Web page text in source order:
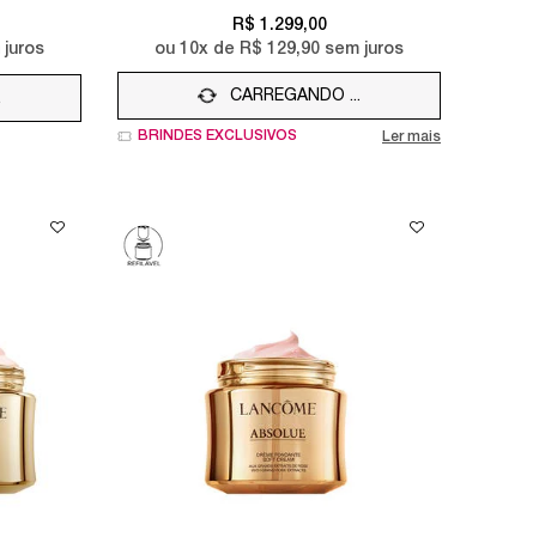
juros
R$ 1.299,00
ou 10x de R$ 129,90 sem juros
CARREGANDO ...
BRINDES EXCLUSIVOS Ler mais